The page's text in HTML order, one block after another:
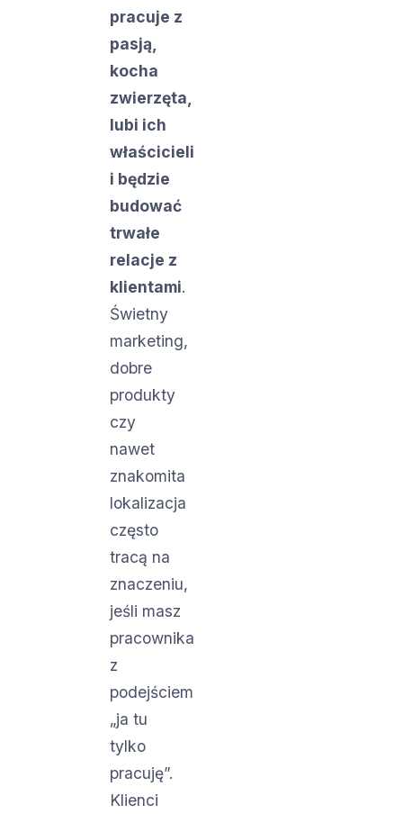
pracuje z
pasją,
kocha
zwierzęta,
lubi ich
właścicieli
i będzie
budować
trwałe
relacje z
klientami.
Świetny
marketing,
dobre
produkty
czy
nawet
znakomita
lokalizacja
często
tracą na
znaczeniu,
jeśli masz
pracownika
z
podejściem
„ja tu
tylko
pracuję”.
Klienci